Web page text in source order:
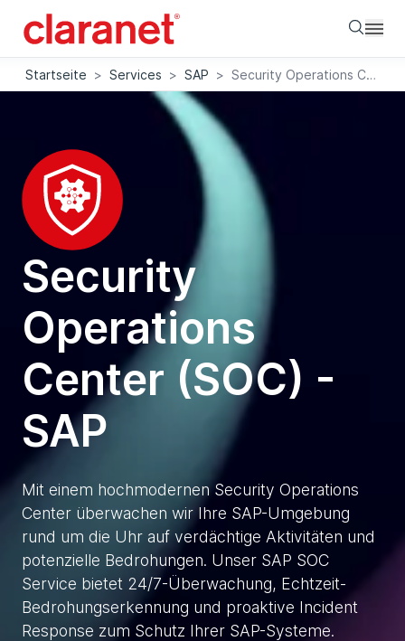
Startseite > Services > SAP > Security Operations Center (SOC) - SAP
Security
Operations
Center (SOC) -
SAP
Mit einem hochmodernen Security Operations
Center überwachen wir Ihre SAP-Umgebung
rund um die Uhr auf verdächtige Aktivitäten und
potenzielle Bedrohungen. Unser SAP SOC
Service bietet 24/7-Überwachung, Echtzeit-
Bedrohungserkennung und proaktive Incident
Response zum Schutz Ihrer SAP-Systeme.